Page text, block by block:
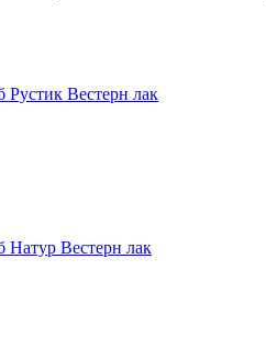
Рустик Вестерн лак
Натур Вестерн лак